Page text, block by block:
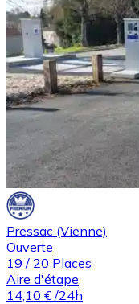
Pressac (Vienne)
Ouverte
19 / 20 Places
Aire d'étape
14,10 € /24h